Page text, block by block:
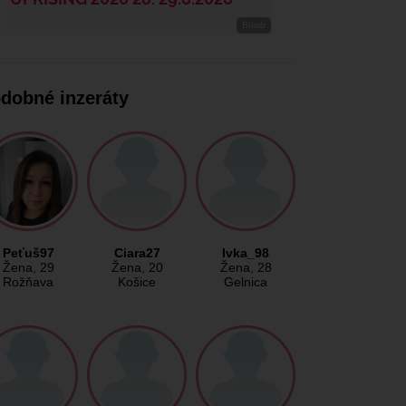
inzeráty
Peťuš97
Žena, 29
Rožňava
Ciara27
Žena, 20
Košice
Ivka_98
Žena, 28
Gelnica